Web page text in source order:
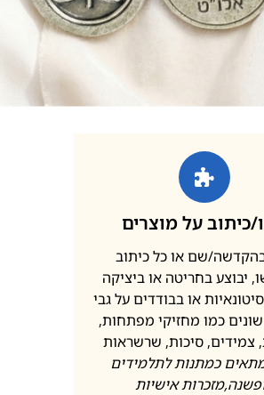
כיתוב על מוצרים
בהקדשה/שם או כל כיתוב
יבוצע בחריטה או ביציקה
או בבודדים על גבי
כמו מחזיקי מפתחות,
צמידים, סיכות, שרשראות
כמתנות לתלמידים
,מזכרות אישיות